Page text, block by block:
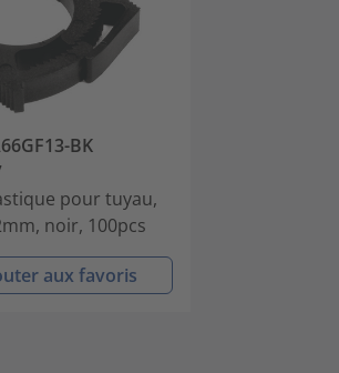
BK
pour tuyau,
noir, 100pcs
aux favoris